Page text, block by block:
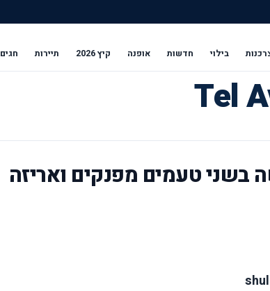
בילוי חדשות אופנה קיץ 2026 תיירות חגים
בשני טעמים מפנקים ואריזה